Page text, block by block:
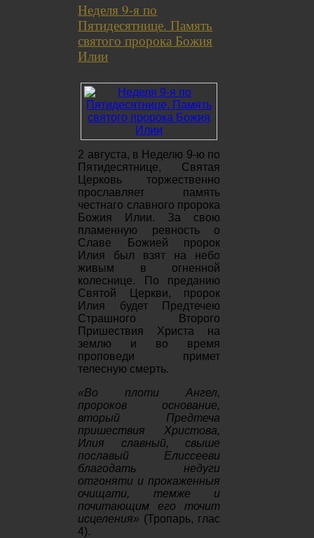
Неделя 9-я по
Пятидесятнице. Память
святого пророка Божия
Илии
2 августа, в Неделю 9-ю по
Пятидесятнице, Святая
Церковь торжественно
прославляет память
честнаго славного пророка
Божия Илии. За свою
пламенную ревность о
Славе Божией пророк
Илия был взят на небо
живым в огненной
колеснице. По преданию
Святой Церкви, пророк
Илия будет Предтечею
Страшного Второго
Пришествия Христа на
землю и во время
проповеди примет
телесную смерть.
«Во плоти Ангел,
пророков основание,
вторый Предтеча
пришествия Христова,
Илия славный, свыше
пославый Елиссееви
благодать недуги
отгоняти и прокаженныя
очищати, темже и
почитающим его точит
исцеления» (Тропарь, глас
4).